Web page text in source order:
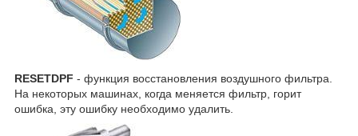
RESETDPF - функция восстановления воздушного фильтра.
На некоторых машинах, когда меняется фильтр, горит
ошибка, эту ошибку необходимо удалить.